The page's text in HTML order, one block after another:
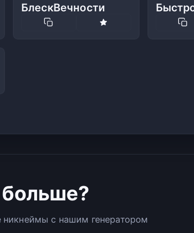
БлескВечности
никнеймы с нашим генератором